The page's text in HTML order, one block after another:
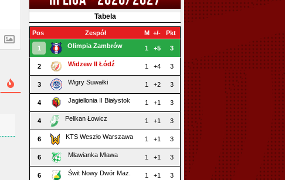
Tabela
Pos Zespół M +/- Pkt
1 Olimpia Zambrów 1 +5 3
2 Widzew II Łódź 1 +4 3
3 Wigry Suwałki 1 +2 3
4 Jagiellonia II Białystok 1 +1 3
4 Pelikan Łowicz 1 +1 3
6 KTS Weszło Warszawa 1 +1 3
6 Mławianka Mława 1 +1 3
6 Świt Nowy Dwór Maz. 1 +1 3